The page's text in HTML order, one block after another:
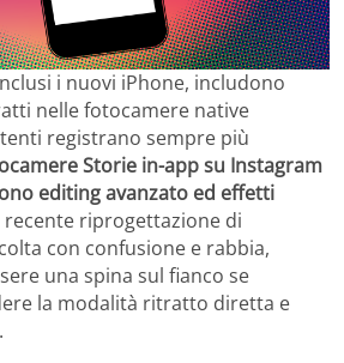
i nuovi iPhone, includono
nelle fotocamere native
registrano sempre più
Storie in-app su Instagram
editing avanzato ed effetti
recente riprogettazione di
con confusione e rabbia,
una spina sul fianco se
la modalità ritratto diretta e